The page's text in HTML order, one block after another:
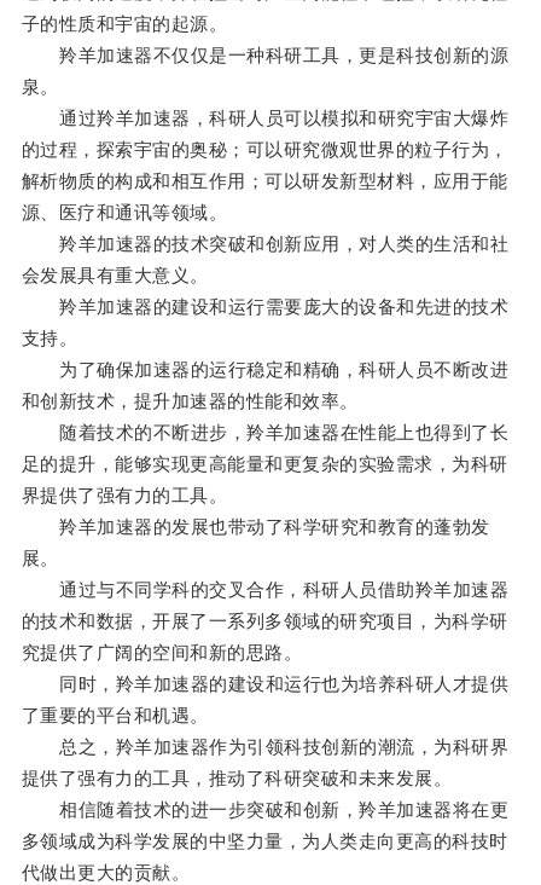
子的性质和宇宙的起源。
羚羊加速器不仅仅是一种科研工具，更是科技创新的源
泉。
通过羚羊加速器，科研人员可以模拟和研究宇宙大爆炸
的过程，探索宇宙的奥秘；可以研究微观世界的粒子行为，
解析物质的构成和相互作用；可以研发新型材料，应用于能
源、医疗和通讯等领域。
羚羊加速器的技术突破和创新应用，对人类的生活和社
会发展具有重大意义。
羚羊加速器的建设和运行需要庞大的设备和先进的技术
支持。
为了确保加速器的运行稳定和精确，科研人员不断改进
和创新技术，提升加速器的性能和效率。
随着技术的不断进步，羚羊加速器在性能上也得到了长
足的提升，能够实现更高能量和更复杂的实验需求，为科研
界提供了强有力的工具。
羚羊加速器的发展也带动了科学研究和教育的蓬勃发
展。
通过与不同学科的交叉合作，科研人员借助羚羊加速器
的技术和数据，开展了一系列多领域的研究项目，为科学研
究提供了广阔的空间和新的思路。
同时，羚羊加速器的建设和运行也为培养科研人才提供
了重要的平台和机遇。
总之，羚羊加速器作为引领科技创新的潮流，为科研界
提供了强有力的工具，推动了科研突破和未来发展。
相信随着技术的进一步突破和创新，羚羊加速器将在更
多领域成为科学发展的中坚力量，为人类走向更高的科技时
代做出更大的贡献。